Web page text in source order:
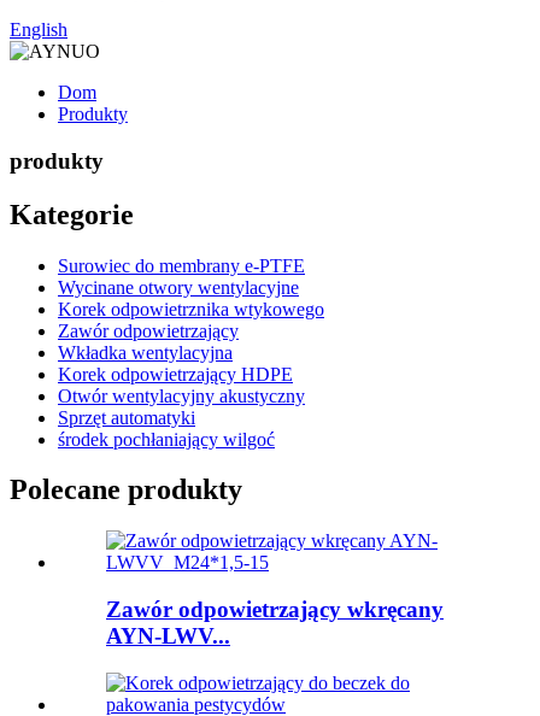
English
Dom
Produkty
produkty
Kategorie
Surowiec do membrany e-PTFE
Wycinane otwory wentylacyjne
Korek odpowietrznika wtykowego
Zawór odpowietrzający
Wkładka wentylacyjna
Korek odpowietrzający HDPE
Otwór wentylacyjny akustyczny
Sprzęt automatyki
środek pochłaniający wilgoć
Polecane produkty
Zawór odpowietrzający wkręcany
AYN-LWV...